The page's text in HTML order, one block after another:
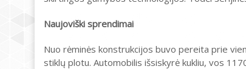
Naujoviški sprendimai
Nuo rėminės konstrukcijos buvo pereita prie
stiklų plotu. Automobilis išsiskyrė kukliu, vos